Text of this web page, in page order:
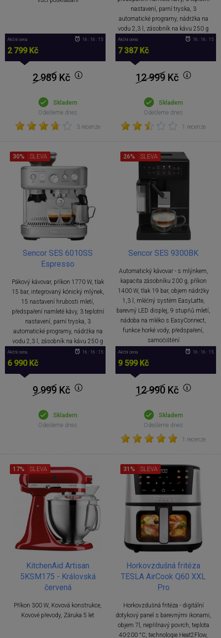
Akční cena
2 799 Kč
16 : 16 : 14
2 989 Kč
Skladem
Odešleme dnes
3 recenze
nastavení, parní tryska, 3
automatické programy, nádržka na
vodu 2,3 l, zásobník na kávu 250 g
Akční cena
7 387 Kč
16 : 16 : 14
12 999Kč
Skladem
Odešleme dnes
1 recenze
Sencor SES 6010SS
Espresso
Pákový kávovar, příkon 1770 W, tlak
15 bar, integrovaný kónický mlýnek,
15 nastavení hrubosti mletí,
předspaření namleté kávy, 3 teplotní
nastavení, parní tryska, 3
automatické programy, nádržka na
vodu 2,3 l, zásobník na kávu 250 g
30% SLEVA
Akční cena
6 990 Kč
16 : 16 : 14
9 999 Kč
Skladem
Odešleme dnes
Sencor SES 9300BK
Automatický kávovar - s mlýnkem,
kapacita zásobníku 200 g, příkon
1400 W, tlak 19 bar, objem nádržky
1,3 l, mléčný systém EasyLatte,
barevný LED displej, 9 stupňů mletí,
nádoba na mléko s EasyConnect,
funkce horké vody, předspaření,
samočištění
26% SLEVA
Akční cena
9 599 Kč
16 : 16 : 14
12 990Kč
Skladem
Odešleme dnes
1 recenze
KitchenAid Artisan
5KSM175 - Královská
červená
Příkon 300 W, Kovová konstrukce,
Kovové převody, Záruka 5 let
17% SLEVA
Horkovzdušná fritéza
TESLA AirCook Q60 XXL
Pro
Horkovzdušná fritéza - digitální
dotykový panel s barevnými ikonami,
objem 7l, nepřilnavý povrch, teplota
40-200 °C, technologie Heat2Flow,
31% SLEVA